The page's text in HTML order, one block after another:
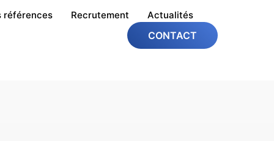
références Recrutement Actualités
CONTACT